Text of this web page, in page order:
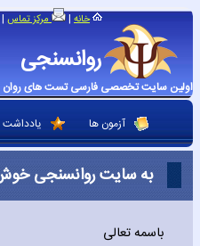
روانسنجی
اولین سایت تخصصی فارسی تست های روان
خانه | مرکز تماس |
آزمون ها یادداشت
به سایت روانسنجی
باسمه تعالی